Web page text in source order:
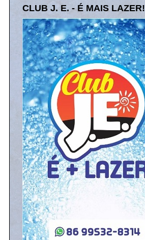
CLUB J. E. - É MAIS LAZER!